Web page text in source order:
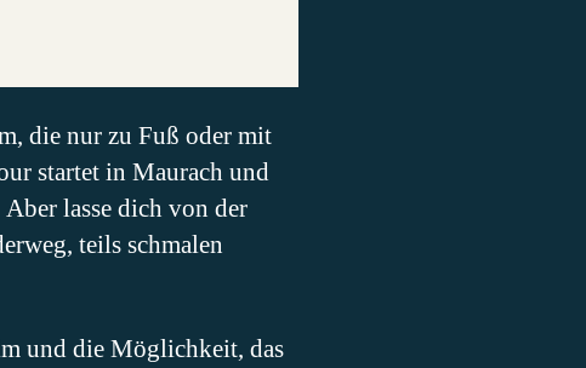
die nur zu Fuß oder mit
startet in Maurach und
lasse dich von der
teils schmalen
und die Möglichkeit, das